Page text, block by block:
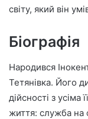
e
i
світу, який він
Біографія
Народився
Тетянівка. Його
дійсності з
життя: служба на